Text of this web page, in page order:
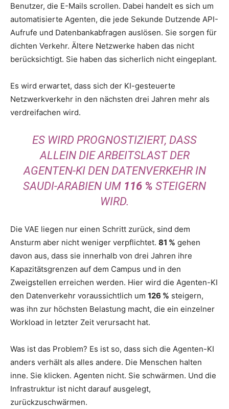
Benutzer, die E-Mails scrollen. Dabei handelt es sich um
automatisierte Agenten, die jede Sekunde Dutzende API-
Aufrufe und Datenbankabfragen auslösen. Sie sorgen für
dichten Verkehr. Ältere Netzwerke haben das nicht
berücksichtigt. Sie haben das sicherlich nicht eingeplant.
Es wird erwartet, dass sich der KI-gesteuerte
Netzwerkverkehr in den nächsten drei Jahren mehr als
verdreifachen wird.
ES WIRD PROGNOSTIZIERT, DASS
ALLEIN DIE ARBEITSLAST DER
AGENTEN-KI DEN DATENVERKEHR IN
SAUDI-ARABIEN UM 116 % STEIGERN
WIRD.
Die VAE liegen nur einen Schritt zurück, sind dem
Ansturm aber nicht weniger verpflichtet. 81 % gehen
davon aus, dass sie innerhalb von drei Jahren ihre
Kapazitätsgrenzen auf dem Campus und in den
Zweigstellen erreichen werden. Hier wird die Agenten-KI
den Datenverkehr voraussichtlich um 126 % steigern,
was ihn zur höchsten Belastung macht, die ein einzelner
Workload in letzter Zeit verursacht hat.
Was ist das Problem? Es ist so, dass sich die Agenten-KI
anders verhält als alles andere. Die Menschen halten
inne. Sie klicken. Agenten nicht. Sie schwärmen. Und die
Infrastruktur ist nicht darauf ausgelegt,
zurückzuschwärmen.